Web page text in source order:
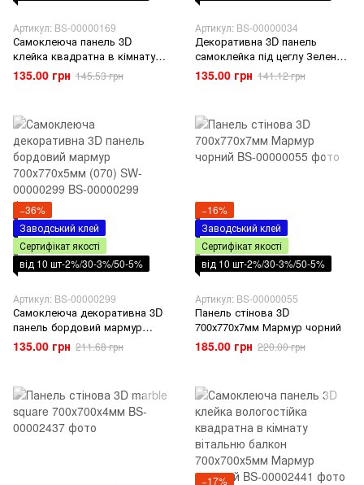
Артикул: BS-00000169
Самоклеюча панель 3D
клейка квадратна в кімнату
вітальню балкон під цеглу
DEEP RED 700х770х5мм
135.00 грн 145.53 грн
Артикул: BS-00000034
Декоративна 3D панель
самоклейка під цеглу Зелений
мармур 700х770х5мм (064) SW-
00000034
135.00 грн 141.12 грн
−36%
Заводський клей
Сертифікат якості
від 10 шт-2%/30-3%/50-5%
Артикул: BS-00000299
Самоклеюча декоративна 3D
панель бордовий мармур
700х770х5мм (070) SW-
00000299
135.00 грн 211.68 грн
−16%
Заводський клей
Сертифікат якості
від 10 шт-2%/30-3%/50-5%
Артикул: BS-00000055
Панель стінова 3D
700х770х7мм Мармур чорний
185.00 грн 220.00 грн
−17%